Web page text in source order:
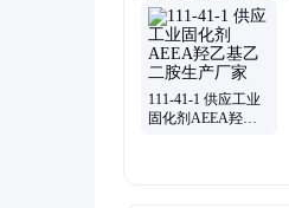
氟酸、二甲苯、甲酰
醛、苯甲醛、丙二腈
酸、乙二醛、乙二醇
111-41-1 供应工业
固化剂AEEA羟乙